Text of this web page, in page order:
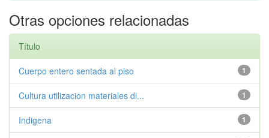
Otras opciones relacionadas
Título
1
Cuerpo entero sentada al piso
1
Cultura utilizacion materiales di...
1
Indigena